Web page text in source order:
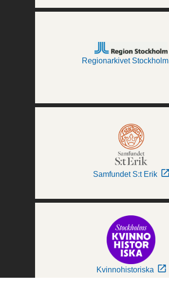
Regionarkivet Stockholm
Samfundet S:t Erik
Kvinnohistoriska